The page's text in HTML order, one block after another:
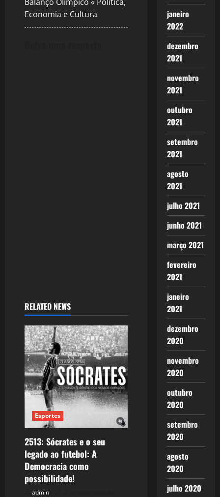
Economia e Cultura
RELATED NEWS
Esportes
2513: Sócrates e o seu
legado ao futebol: A
Democracia como
possibilidade!
admin
janeiro
2022
dezembro
2021
novembro
2021
outubro
2021
setembro
2021
agosto
2021
julho 2021
junho 2021
março 2021
fevereiro
2021
janeiro
2021
dezembro
2020
novembro
2020
outubro
2020
setembro
2020
agosto
2020
julho 2020